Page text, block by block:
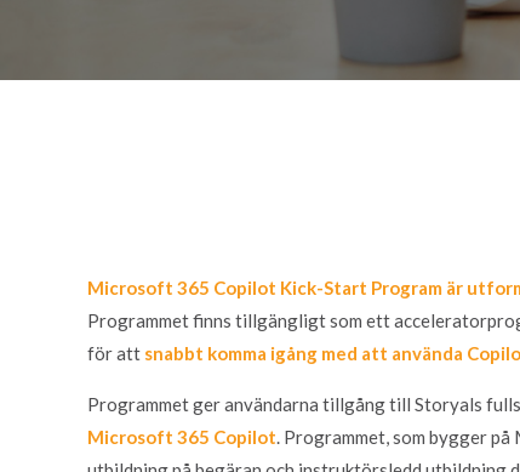
Microsoft 365 Copilot Kick-Start Program är
Programmet finns tillgängligt som ett
för att snabbt komma igång med att använda
Programmet ger användarna tillgång till Storyals
Microsoft 365 Copilot. Programmet, som bygger